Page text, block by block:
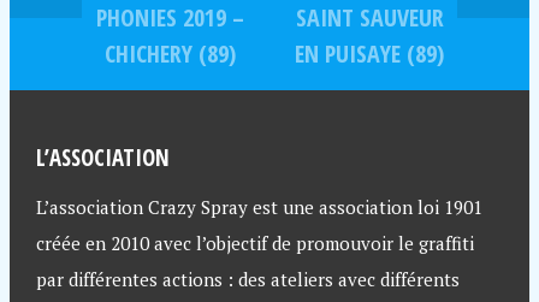
PHONIES 2019 –
CHICHERY (89)
SAINT SAUVEUR
EN PUISAYE (89)
L’ASSOCIATION
L’association Crazy Spray est une association loi 1901
créée en 2010 avec l’objectif de promouvoir le graffiti
par différentes actions : des ateliers avec différents